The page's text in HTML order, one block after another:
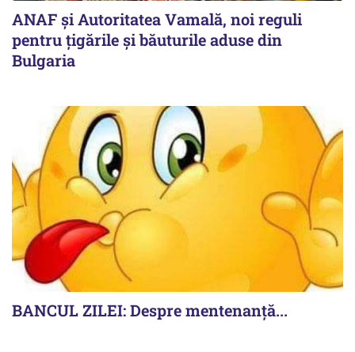
ANAF și Autoritatea Vamală, noi reguli
pentru țigările și băuturile aduse din
Bulgaria
BANCUL ZILEI: Despre mentenanță...